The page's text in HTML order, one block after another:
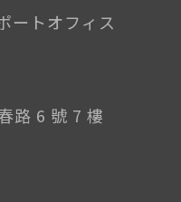
ートオフィス
路 6 號 7 樓